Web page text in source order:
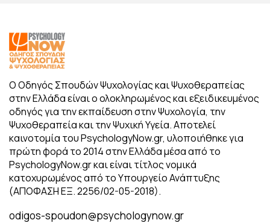
Ο Οδηγός Σπουδών Ψυχολογίας και Ψυχοθεραπείας
στην Ελλάδα είναι ο ολοκληρωμένος και εξειδικευμένος
οδηγός για την εκπαίδευση στην Ψυχολογία, την
Ψυχοθεραπεία και την Ψυχική Υγεία. Αποτελεί
καινοτομία του PsychologyNow.gr, υλοποιήθηκε για
πρώτη φορά το 2014 στην Ελλάδα μέσα από το
PsychologyNow.gr και είναι τίτλος νομικά
κατοχυρωμένος από το Υπουργείο Ανάπτυξης
(ΑΠΟΦΑΣΗ ΕΞ. 2256/02-05-2018).
odigos-spoudon@psychologynow.gr